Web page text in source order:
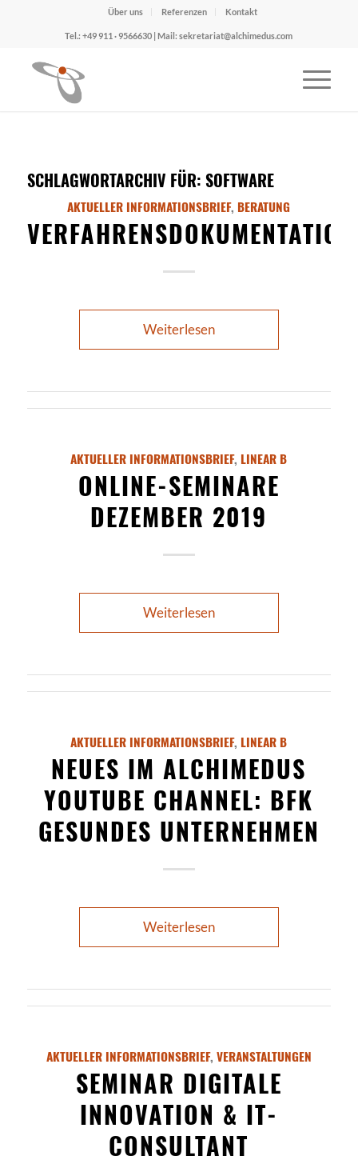
Über uns Referenzen Kontakt
Tel.: +49 911 · 9566630 | Mail: sekretariat@alchimedus.com
SCHLAGWORTARCHIV FÜR: SOFTWARE
AKTUELLER INFORMATIONSBRIEF, BERATUNG
VERFAHRENSDOKUMENTATION
Weiterlesen
AKTUELLER INFORMATIONSBRIEF, LINEAR B
ONLINE-SEMINARE
DEZEMBER 2019
Weiterlesen
AKTUELLER INFORMATIONSBRIEF, LINEAR B
NEUES IM ALCHIMEDUS
YOUTUBE CHANNEL: BFK
GESUNDES UNTERNEHMEN
Weiterlesen
AKTUELLER INFORMATIONSBRIEF, VERANSTALTUNGEN
SEMINAR DIGITALE
INNOVATION & IT-
CONSULTANT